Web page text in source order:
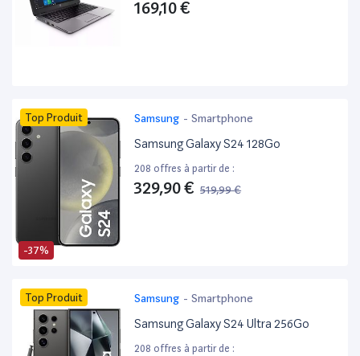
169,10 €
-37%
Top Produit Samsung - Smartphone
Samsung Galaxy S24 128Go
208 offres à partir de :
329,90 € 519,99 €
Top Produit Samsung - Smartphone
Samsung Galaxy S24 Ultra 256Go
208 offres à partir de :